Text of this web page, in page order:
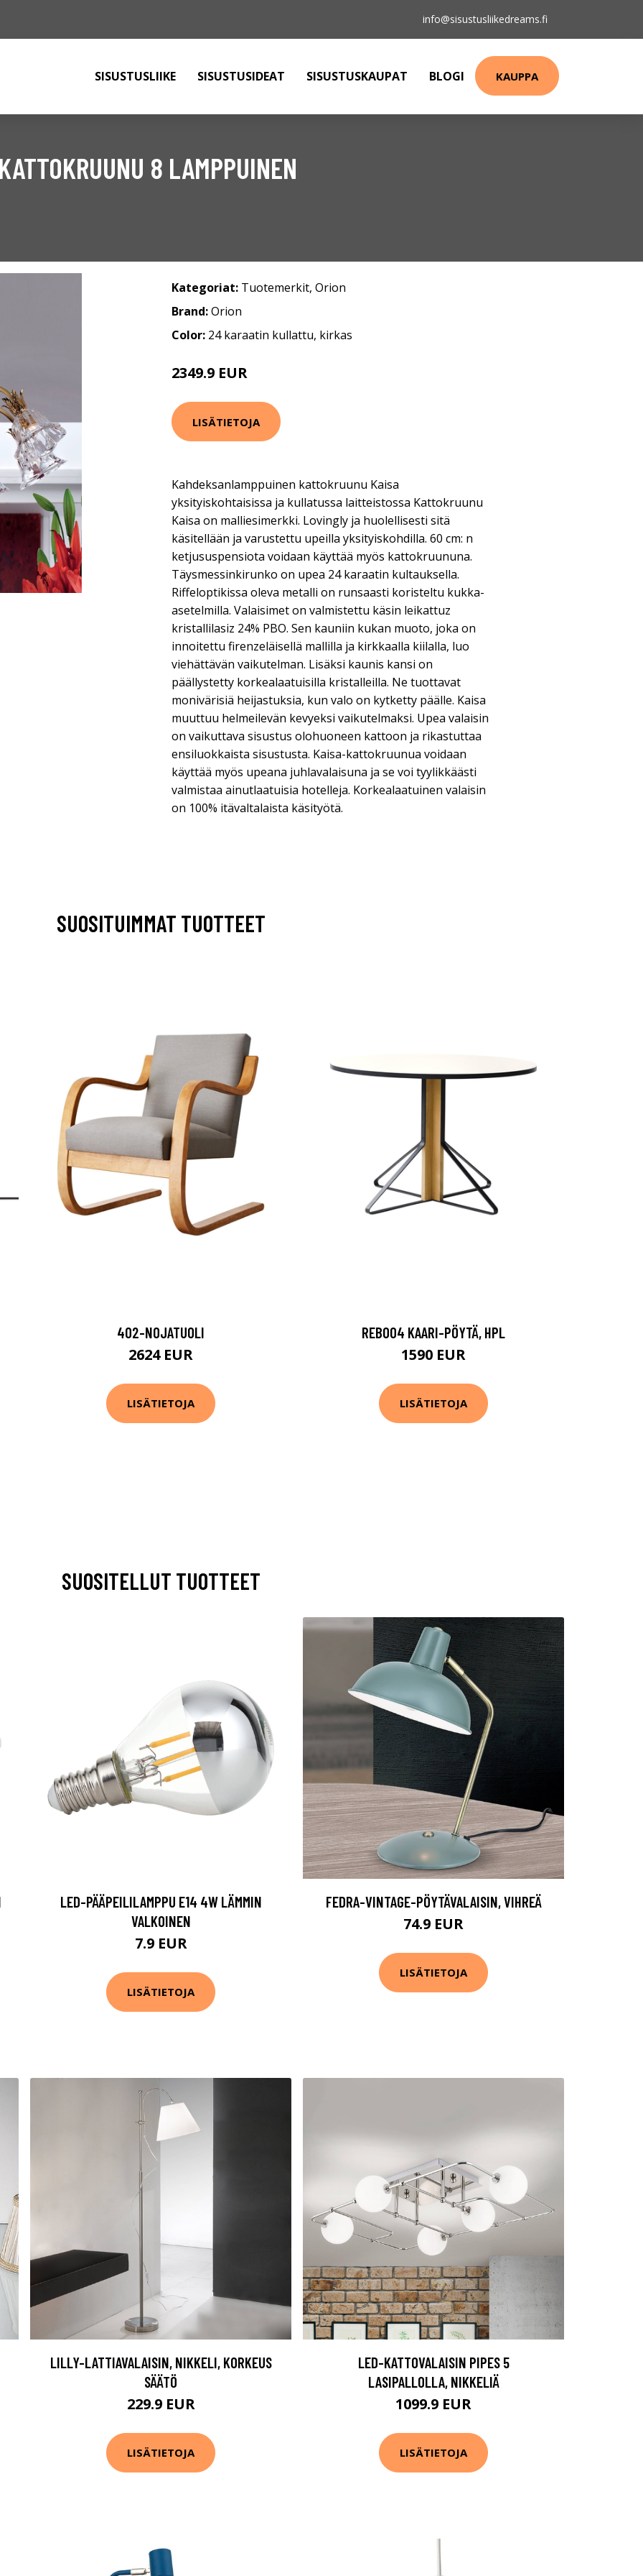
info@sisustusliikedreams.fi
SISUSTUSLIIKE SISUSTUSIDEAT SISUSTUSKAUPAT BLOGI KAUPPA
8 LAMPPUINEN
Kategoriat: Tuotemerkit, Orion
Brand:Orion
Color: 24 karaatin kullattu, kirkas
2349.9 EUR
LISÄTIETOJA
Kahdeksanlamppuinen kattokruunu Kaisa
yksityiskohtaisissa ja kullatussa laitteistossa Kattokruunu
Kaisa on malliesimerkki. Lovingly ja huolellisesti sitä
käsitellään ja varustettu upeilla yksityiskohdilla. 60 cm: n
ketjususpensiota voidaan käyttää myös kattokruununa.
Täysmessinkirunko on upea 24 karaatin kultauksella.
Riffeloptikissa oleva metalli on runsaasti koristeltu kukka-
asetelmilla. Valaisimet on valmistettu käsin leikattuz
kristallilasiz 24% PBO. Sen kauniin kukan muoto, joka on
innoitettu firenzeläisellä mallilla ja kirkkaalla kiilalla, luo
viehättävän vaikutelman. Lisäksi kaunis kansi on
päällystetty korkealaatuisilla kristalleilla. Ne tuottavat
monivärisiä heijastuksia, kun valo on kytketty päälle. Kaisa
muuttuu helmeilevän kevyeksi vaikutelmaksi. Upea valaisin
on vaikuttava sisustus olohuoneen kattoon ja rikastuttaa
ensiluokkaista sisustusta. Kaisa-kattokruunua voidaan
käyttää myös upeana juhlavalaisuna ja se voi tyylikkäästi
valmistaa ainutlaatuisia hotelleja. Korkealaatuinen valaisin
on 100% itävaltalaista käsityötä.
SUOSITUIMMAT TUOTTEET
402-NOJATUOLI
2624 EUR
LISÄTIETOJA
REB004 KAARI-PÖYTÄ, HPL
1590 EUR
LISÄTIETOJA
SUOSITELLUT TUOTTEET
LED-PÄÄPEILILAMPPU E14 4W LÄMMIN
VALKOINEN
7.9 EUR
LISÄTIETOJA
FEDRA-VINTAGE-PÖYTÄVALAISIN, VIHREÄ
74.9 EUR
LISÄTIETOJA
LILLY-LATTIAVALAISIN, NIKKELI, KORKEUS
SÄÄTÖ
229.9 EUR
LISÄTIETOJA
LED-KATTOVALAISIN PIPES 5
LASIPALLOLLA, NIKKELIÄ
1099.9 EUR
LISÄTIETOJA